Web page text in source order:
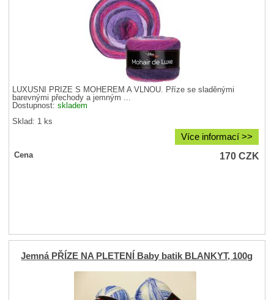
LUXUSNÍ PŘÍZE S MOHÉREM A VLNOU. Příze se sladěnými
barevnými přechody a jemným ...
Dostupnost:skladem
Sklad: 1 ks
Více informací >>
Cena 170CZK
Jemná PŘÍZE NA PLETENÍ Baby batik BLANKYT, 100g